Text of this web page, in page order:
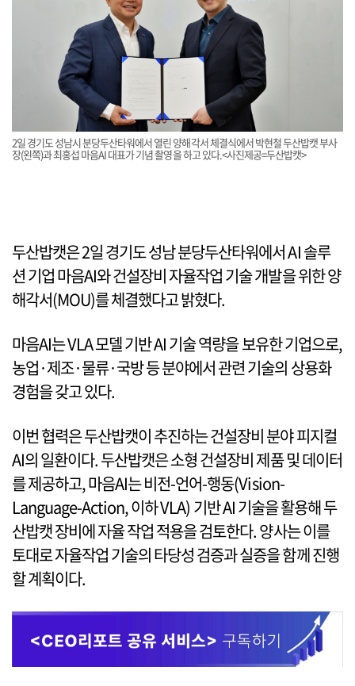
2일 경기도 성남시 분당두산타워에서 열린 양해각서 체결식에서 박현철 두산밥캣 부사
장(왼쪽)과 최홍섭 마음AI 대표가 기념 촬영을 하고 있다.<사진제공=두산밥캣>
두산밥캣은 2일 경기도 성남 분당두산타워에서 AI 솔루
션 기업 마음AI와 건설장비 자율작업 기술 개발을 위한 양
해각서(MOU)를 체결했다고 밝혔다.
마음AI는 VLA 모델 기반 AI 기술 역량을 보유한 기업으로,
농업·제조·물류·국방 등 분야에서 관련 기술의 상용화
경험을 갖고 있다.
이번 협력은 두산밥캣이 추진하는 건설장비 분야 피지컬
AI의 일환이다. 두산밥캣은 소형 건설장비 제품 및 데이터
를 제공하고, 마음AI는 비전-언어-행동(Vision-
Language-Action, 이하 VLA) 기반 AI 기술을 활용해 두
산밥캣 장비에 자율 작업 적용을 검토한다. 양사는 이를
토대로 자율작업 기술의 타당성 검증과 실증을 함께 진행
할 계획이다.